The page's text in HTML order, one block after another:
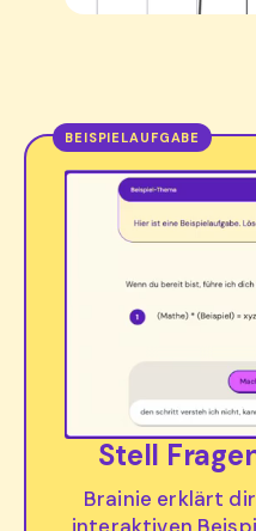
Stell
Brainie erklärt